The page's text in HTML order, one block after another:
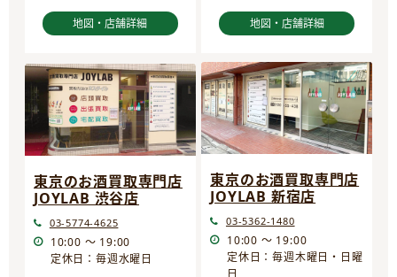
地図・店舗詳細 地図・店舗詳細
東京のお酒買取専門店
JOYLAB 渋谷店
03-5774-4625
10:00 ～ 19:00
定休日：毎週水曜日
東京のお酒買取専門店
JOYLAB 新宿店
03-5362-1480
10:00 ～ 19:00
定休日：毎週木曜日・日曜
日